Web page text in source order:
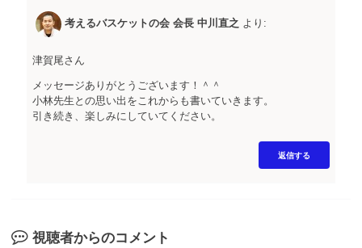
考えるバスケットの会 会長 中川直之 より:
津賀尾さん
メッセージありがとうございます！＾＾
小林先生との思い出をこれからも書いていきます。
引き続き、楽しみにしていてください。
返信する
視聴者からのコメント